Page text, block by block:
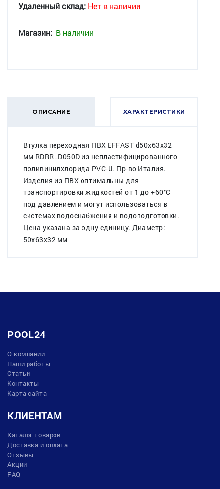
Удаленный склад: Нет в наличии
Магазин: В наличии
ОПИСАНИЕ ХАРАКТЕРИСТИКИ
Втулка переходная ПВХ EFFAST d50x63x32
мм RDRRLD050D из непластифицированного
поливинилхлорида PVC-U. Пр-во Италия.
Изделия из ПВХ оптимальны для
транспортировки жидкостей от 1 до +60°C
под давлением и могут использоваться в
системах водоснабжения и водоподготовки.
Цена указана за одну единицу. Диаметр:
50x63x32 мм
POOL24
О компании
Наши работы
Статьи
Контакты
Карта сайта
КЛИЕНТАМ
Каталог товаров
Доставка и оплата
Отзывы
Акции
FAQ